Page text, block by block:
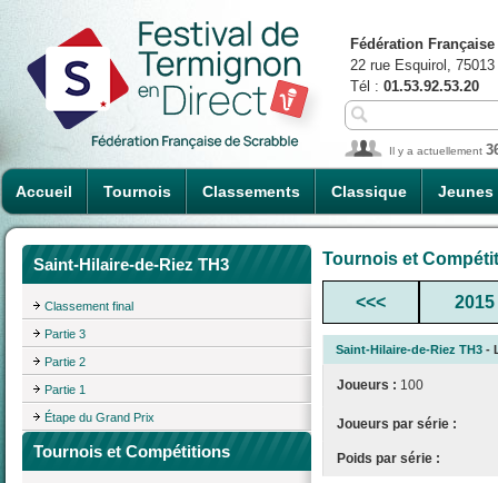
Accueil Tournois Classements Classique Jeunes
Fédération
22 rue Esquirol,
Tél : 01.53.92.53.20
Il y a actuellement
Saint-Hilaire-de-Riez TH3
Classement final
Partie 3
Partie 2
Partie 1
Étape du Grand Prix
Tournois et Compétitions
Tournois et
<<< 2015
Saint-Hilaire-de-Riez TH3 -
Joueurs : 100
Joueurs par série :
Poids par série :